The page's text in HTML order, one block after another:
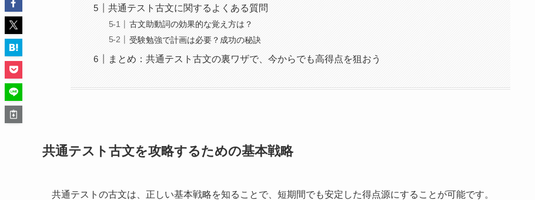
共通テスト古文に関するよくある質問
古文助動詞の効果的な覚え方は？
受験勉強で計画は必要？成功の秘訣
まとめ：共通テスト古文の裏ワザで、今からでも高得点を狙おう
共通テスト古文を攻略するための基本戦略
共通テストの古文は、正しい基本戦略を知ることで、短期間でも安定した得点源にすることが可能です。